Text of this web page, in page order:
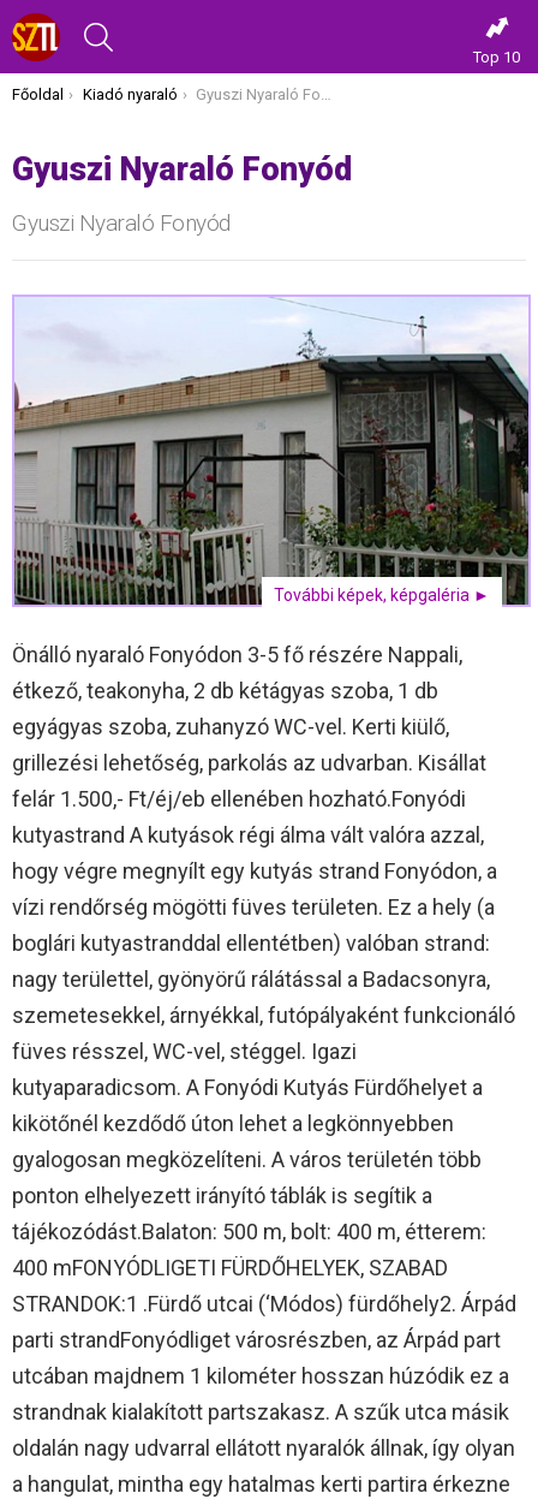
Top 10
Itt vagy most:
Főoldal Kiadó nyaraló Gyuszi Nyaraló Fonyód
Gyuszi Nyaraló Fonyód
Gyuszi Nyaraló Fonyód
További képek, képgaléria ►
Önálló nyaraló Fonyódon 3-5 fő részére Nappali,
étkező, teakonyha, 2 db kétágyas szoba, 1 db
egyágyas szoba, zuhanyzó WC-vel. Kerti kiülő,
grillezési lehetőség, parkolás az udvarban. Kisállat
felár 1.500,- Ft/éj/eb ellenében hozható.Fonyódi
kutyastrand A kutyások régi álma vált valóra azzal,
hogy végre megnyílt egy kutyás strand Fonyódon, a
vízi rendőrség mögötti füves területen. Ez a hely (a
boglári kutyastranddal ellentétben) valóban strand:
nagy területtel, gyönyörű rálátással a Badacsonyra,
szemetesekkel, árnyékkal, futópályaként funkcionáló
füves résszel, WC-vel, stéggel. Igazi
kutyaparadicsom. A Fonyódi Kutyás Fürdőhelyet a
kikötőnél kezdődő úton lehet a legkönnyebben
gyalogosan megközelíteni. A város területén több
ponton elhelyezett irányító táblák is segítik a
tájékozódást.Balaton: 500 m, bolt: 400 m, étterem:
400 mFONYÓDLIGETI FÜRDŐHELYEK, SZABAD
STRANDOK:1 .Fürdő utcai (‘Módos) fürdőhely2. Árpád
parti strandFonyódliget városrészben, az Árpád part
utcában majdnem 1 kilométer hosszan húzódik ez a
strandnak kialakított partszakasz. A szűk utca másik
oldalán nagy udvarral ellátott nyaralók állnak, így olyan
a hangulat, mintha egy hatalmas kerti partira érkezne